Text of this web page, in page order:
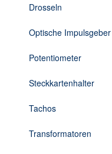
Drosseln
Optische Impulsgeber
Potentiometer
Steckkartenhalter
Tachos
Transformatoren